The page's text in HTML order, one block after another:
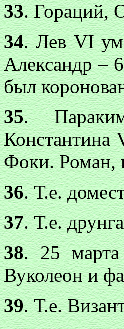
33. Гораций,
34. Лев VI
Александр –
был
35.
Константина
Фоки. Роман,
36. Т.е.
37. Т.е.
38. 25
Вуколеон и
39. Т.е.